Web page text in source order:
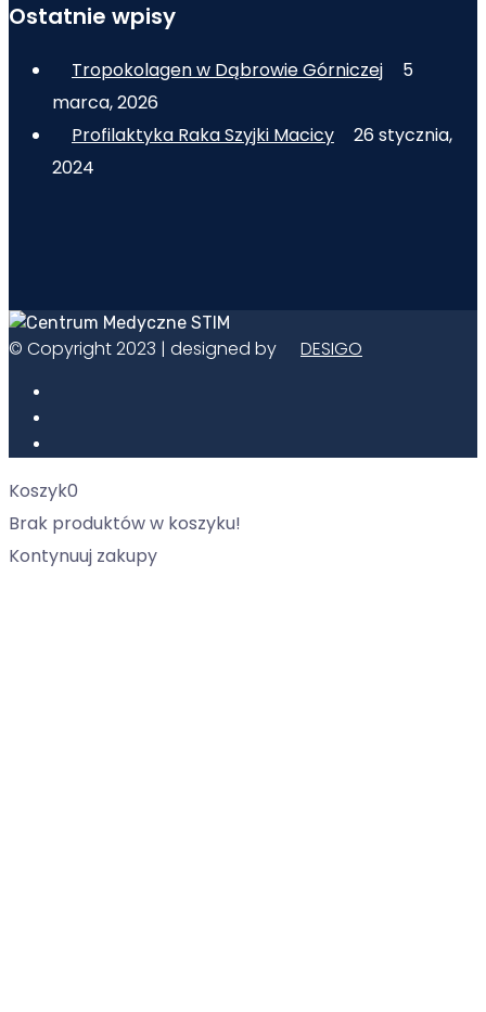
Ostatnie wpisy
Tropokolagen w Dąbrowie Górniczej
5
marca, 2026
Profilaktyka Raka Szyjki Macicy
26 stycznia,
2024
© Copyright 2023 | designed by DESIGO
Koszyk0
Brak produktów w koszyku!
Kontynuuj zakupy